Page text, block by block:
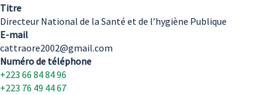
Titre
Directeur National de la Santé et de l’hygiène Publique
E-mail
cattraore2002@gmail.com
Numéro de téléphone
+223 66 84 84 96
+223 76 49 44 67